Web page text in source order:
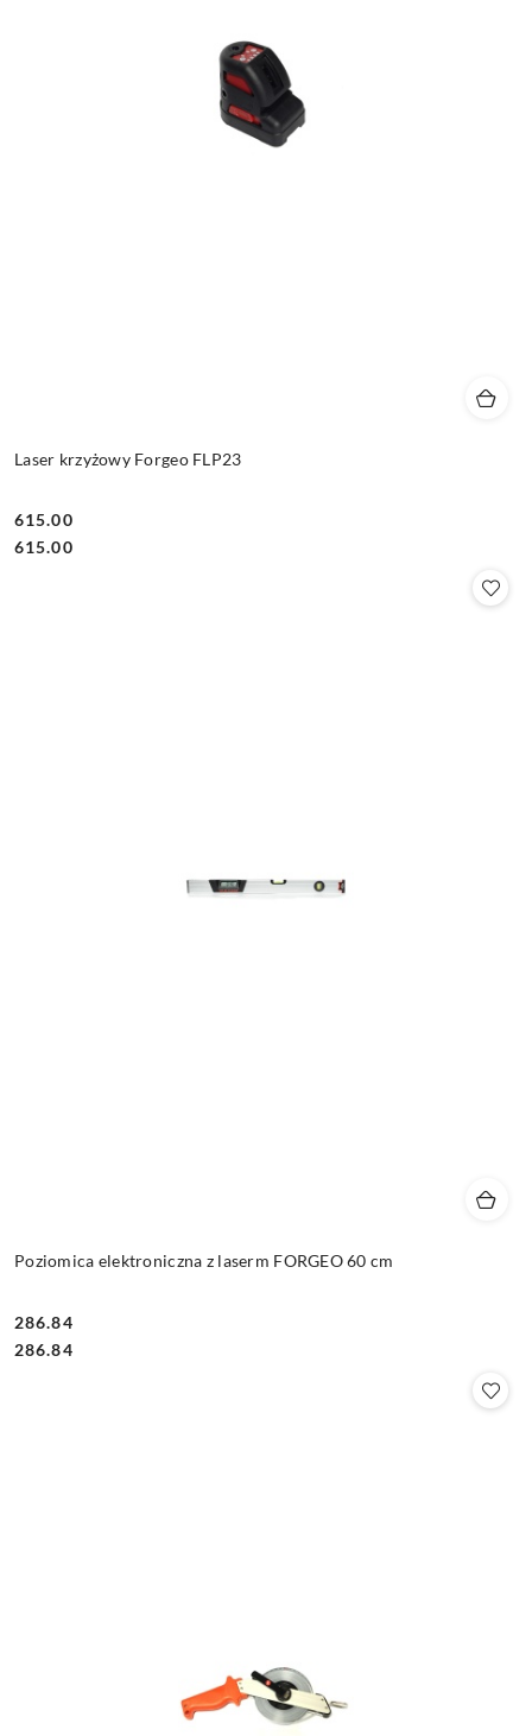
Laser krzyżowy Forgeo FLP23
Cena:
615.00
Cena:
615.00
Poziomica elektroniczna z laserm FORGEO 60 cm
Cena:
286.84
Cena:
286.84